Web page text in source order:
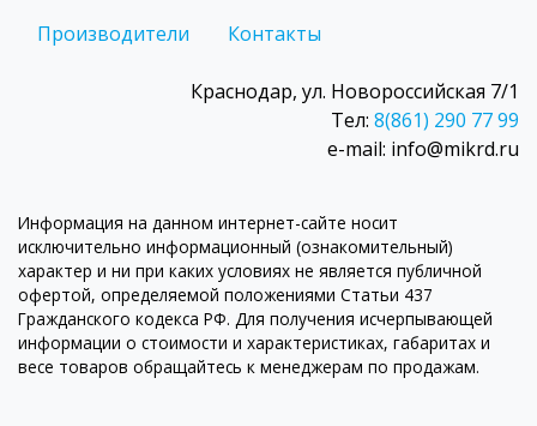
Производители
Контакты
Краснодар, ул. Новороссийская 7/1
Тел: 8(861) 290 77 99
e-mail: info@mikrd.ru
Информация на данном интернет-сайте носит
исключительно информационный (ознакомительный)
характер и ни при каких условиях не является публичной
офертой, определяемой положениями Статьи 437
Гражданского кодекса РФ. Для получения исчерпывающей
информации о стоимости и характеристиках, габаритах и
весе товаров обращайтесь к менеджерам по продажам.